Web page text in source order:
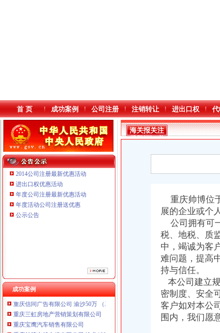
本站导航
首 页 成功案例 公司注册 注销转让 进出口权
2014公司注册最新优惠活动
进出口权优惠活动
年度公司注册最新优惠活动
年度活动公司注册送优惠
公示公告
成功案例
重庆鸽牌电线电缆有限公司 渝北10010万 (进出口权)
重庆海谛升进出口贸易有限公司 渝北100万 （进出口权）
重庆奕欣锦诚商贸有限公司 渝九50万 （工商注册）
重庆信同广告有限公司 渝沙50万 （工商注册）
重庆三虹房地产营销策划有限公司
重庆宝鹰汽车销售有限公司
重庆鸽牌电线电缆有限公司 渝北10010万 (进出口权)
海关报关注
册登记证书
重庆帅博位
展的企业或个
公司拥有可
税、地税、质
中，竭诚为客
难问题，提高
持与信任。
本公司建立
密制度、安全
客户如对本公
围内，我们愿